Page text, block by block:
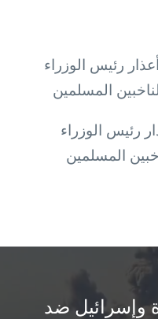
رئيس الوزراء
المسلمين
وإسرائيل ضد